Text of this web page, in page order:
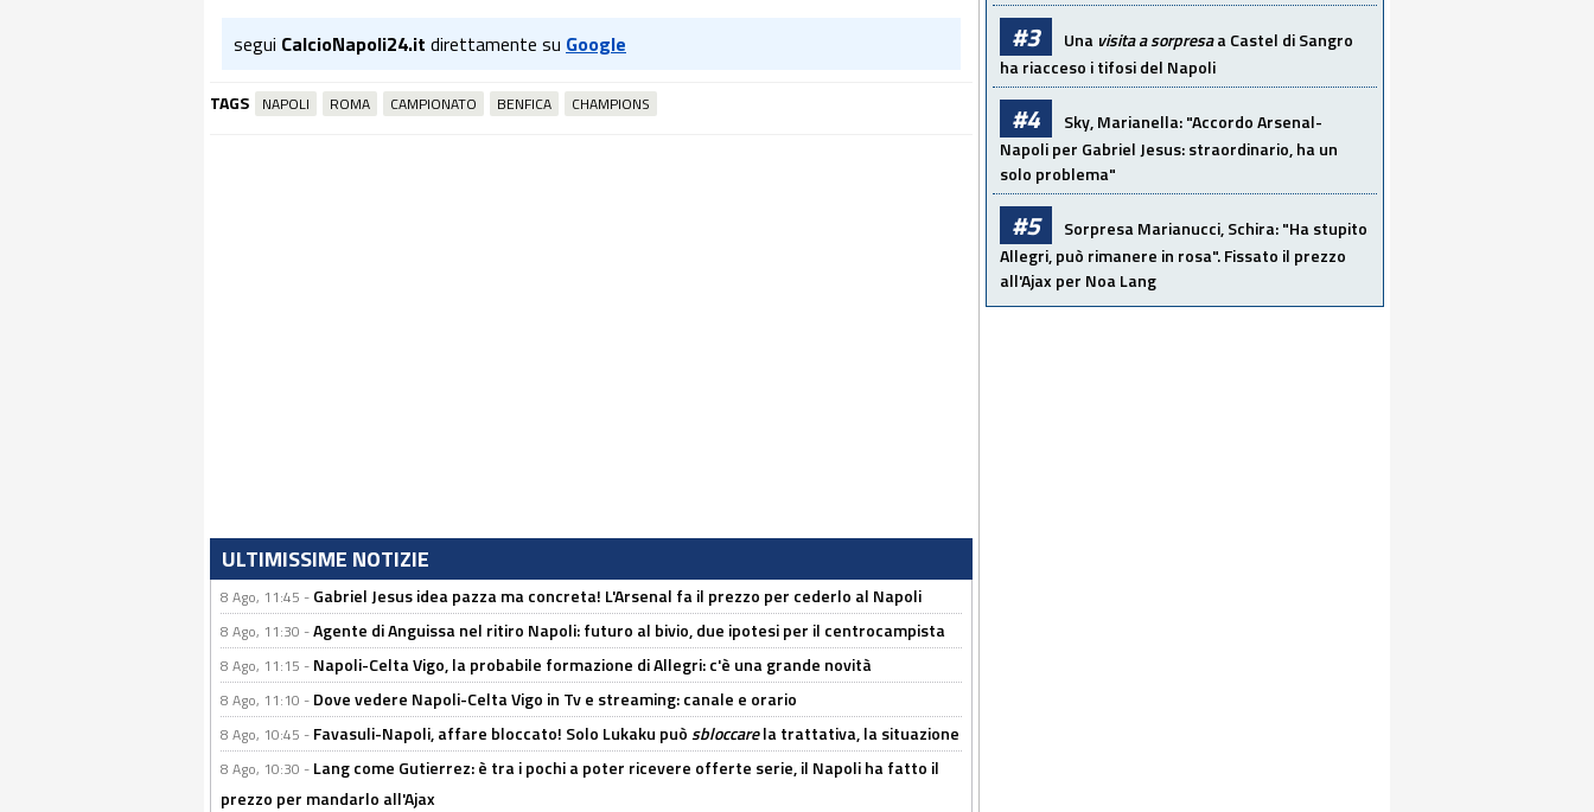
segui CalcioNapoli24.it direttamente su Google
TAGS NAPOLI ROMA CAMPIONATO BENFICA CHAMPIONS
ULTIMISSIME NOTIZIE
8 Ago, 11:45 - Gabriel Jesus idea pazza ma concreta! L'Arsenal fa il prezzo per cederlo al Napoli
8 Ago, 11:30 -Agente di Anguissa nel ritiro Napoli: futuro al bivio, due ipotesi per il centrocampista
8 Ago, 11:15 - Napoli-Celta Vigo, la probabile formazione di Allegri: c'è una grande novità
8 Ago, 11:10 - Dove vedere Napoli-Celta Vigo in Tv e streaming: canale e orario
8 Ago, 10:45 - Favasuli-Napoli, affare bloccato! Solo Lukaku puòsbloccarela trattativa, la situazione
8 Ago, 10:30 - Lang come Gutierrez: è tra i pochi a poter ricevere offerte serie, il Napoli ha fatto il
prezzo per mandarlo all'Ajax
#3 Una visita a sorpresaa Castel di Sangro
ha riacceso i tifosi del Napoli
#4
Sky, Marianella: "Accordo Arsenal-
Napoli per Gabriel Jesus: straordinario, ha un
solo problema"
#5
Sorpresa Marianucci, Schira: "Ha stupito
Allegri, può rimanere in rosa". Fissato il prezzo
all'Ajax per Noa Lang